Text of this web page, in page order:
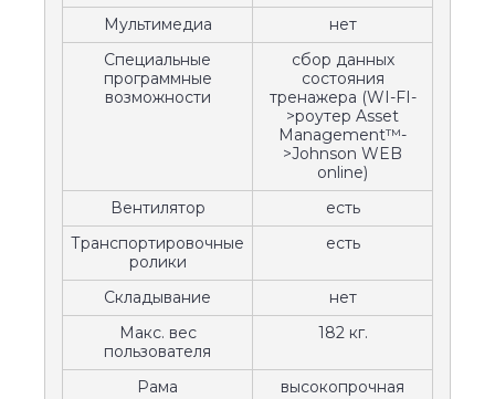
Мультимедиа
нет
Специальные
программные
возможности
сбор данных
состояния
тренажера (WI-FI-
>роутер Asset
Management™-
>Johnson WEB
online)
Вентилятор
есть
Транспортировочные
ролики
есть
Складывание
нет
Макс. вес
пользователя
182 кг.
Рама
высокопрочная